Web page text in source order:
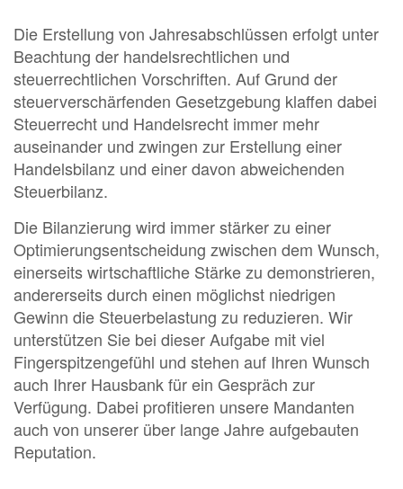
Die Erstellung von Jahresabschlüssen erfolgt unter
Beachtung der handelsrechtlichen und
steuerrechtlichen Vorschriften. Auf Grund der
steuerverschärfenden Gesetzgebung klaffen dabei
Steuerrecht und Handelsrecht immer mehr
auseinander und zwingen zur Erstellung einer
Handelsbilanz und einer davon abweichenden
Steuerbilanz.
Die Bilanzierung wird immer stärker zu einer
Optimierungsentscheidung zwischen dem Wunsch,
einerseits wirtschaftliche Stärke zu demonstrieren,
andererseits durch einen möglichst niedrigen
Gewinn die Steuerbelastung zu reduzieren. Wir
unterstützen Sie bei dieser Aufgabe mit viel
Fingerspitzengefühl und stehen auf Ihren Wunsch
auch Ihrer Hausbank für ein Gespräch zur
Verfügung. Dabei profitieren unsere Mandanten
auch von unserer über lange Jahre aufgebauten
Reputation.